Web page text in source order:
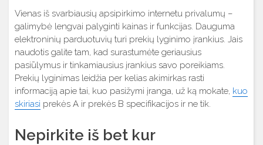
Vienas iš svarbiausių apsipirkimo internetu privalumų –
galimybė lengvai palyginti kainas ir funkcijas. Dauguma
elektroninių parduotuvių turi prekių lyginimo įrankius. Jais
naudotis galite tam, kad surastumėte geriausius
pasiūlymus ir tinkamiausius įrankius savo poreikiams.
Prekių lyginimas leidžia per kelias akimirkas rasti
informaciją apie tai, kuo pasižymi įranga, už ką mokate, kuo
skiriasi prekės A ir prekės B specifikacijos ir ne tik.
Nepirkite iš bet kur